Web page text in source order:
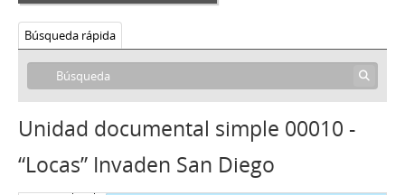
Búsqueda rápida
Unidad documental simple 00010 -
“Locas” Invaden San Diego
00001 - Recuento De Masacres
00003 - Peligroso Pedir Prestado
00006 - La Paja En El Ojo Ajeno
00007 - Primer Plano Ehrmann: No Tanto Como Al Colo Colo
00008 - Televisión Del Escenario A La Pantalla
00009 - Jorge Elliott Triple Huella En El Arte